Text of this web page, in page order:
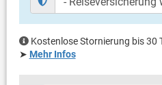
Kostenlose Stornierung bis 30
➤ Mehr Infos